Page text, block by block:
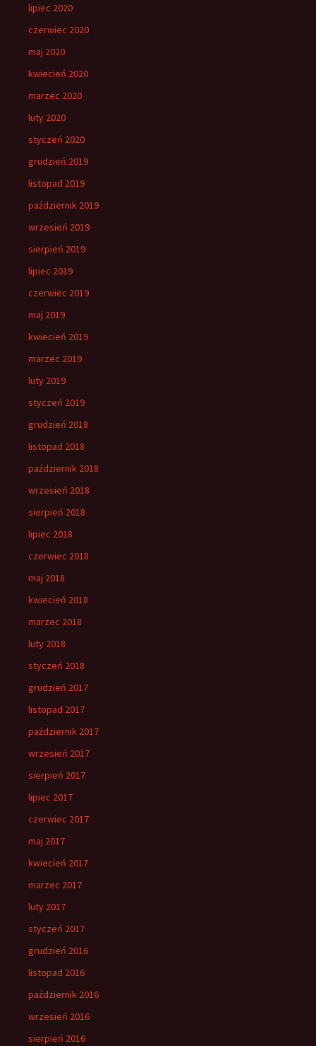
lipiec 2020
czerwiec 2020
maj 2020
kwiecień 2020
marzec 2020
luty 2020
styczeń 2020
grudzień 2019
listopad 2019
październik 2019
wrzesień 2019
sierpień 2019
lipiec 2019
czerwiec 2019
maj 2019
kwiecień 2019
marzec 2019
luty 2019
styczeń 2019
grudzień 2018
listopad 2018
październik 2018
wrzesień 2018
sierpień 2018
lipiec 2018
czerwiec 2018
maj 2018
kwiecień 2018
marzec 2018
luty 2018
styczeń 2018
grudzień 2017
listopad 2017
październik 2017
wrzesień 2017
sierpień 2017
lipiec 2017
czerwiec 2017
maj 2017
kwiecień 2017
marzec 2017
luty 2017
styczeń 2017
grudzień 2016
listopad 2016
październik 2016
wrzesień 2016
sierpień 2016